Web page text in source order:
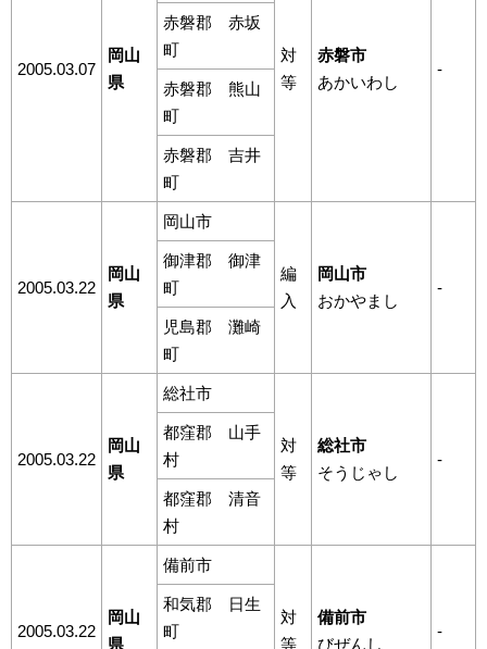
2005.03.07
岡山
県
対
等
赤磐市
あかいわし
-
赤磐郡 赤坂
町
赤磐郡 熊山
町
赤磐郡 吉井
町
2005.03.22
岡山
県
岡山市
編
入
岡山市
おかやまし
-
御津郡 御津
町
児島郡 灘崎
町
2005.03.22
岡山
県
総社市
対
等
総社市
そうじゃし
-
都窪郡 山手
村
都窪郡 清音
村
2005.03.22
岡山
県
備前市
対
等
備前市
びぜんし
-
和気郡 日生
町